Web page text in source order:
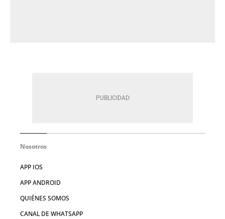
Nosotros
APP IOS
APP ANDROID
QUIÉNES SOMOS
CANAL DE WHATSAPP